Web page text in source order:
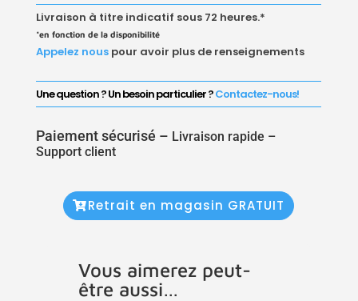
Livraison à titre indicatif sous 72 heures.*
*en fonction de la disponibilité
Appelez nouspour avoir plus de renseignements
Une question ? Un besoin particulier ?Contactez-nous!
Paiement sécurisé – Livraison rapide –
Support client
Retrait en magasin GRATUIT
Vous aimerez peut-
être aussi…